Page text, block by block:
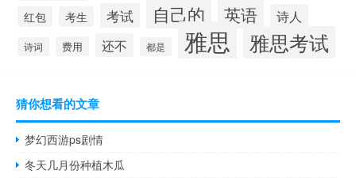
红包 考生 考试 自己的 英语 诗人
诗词 费用 还不 都是 雅思 雅思考试
猜你想看的文章
梦幻西游ps剧情
冬天几月份种植木瓜